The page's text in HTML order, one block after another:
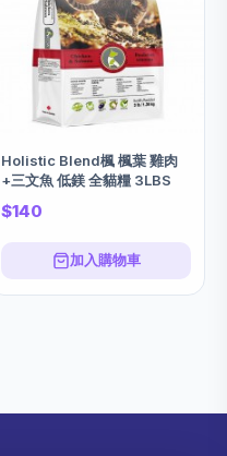
Holistic Blend楓 楓葉 雞肉
+三文魚 低鎂 全貓糧 3LBS
$140
加入購物車